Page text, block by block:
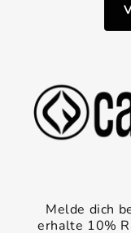
Melde dich
erhalte 10%